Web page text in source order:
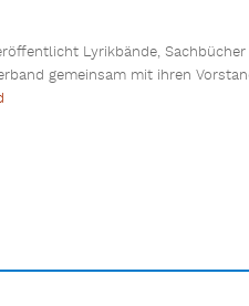
Lyrikbände, Sachbücher
gemeinsam mit ihren